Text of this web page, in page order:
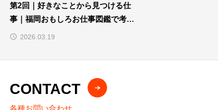
第2回｜好きなことから見つける仕
事｜福岡おもしろお仕事図鑑で考え
る未来のキャリア
2026.03.19
CONTACT
各種お問い合わせ